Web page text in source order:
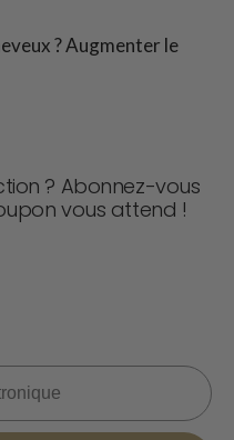
? Augmenter le
? Abonnez-vous
vous attend !